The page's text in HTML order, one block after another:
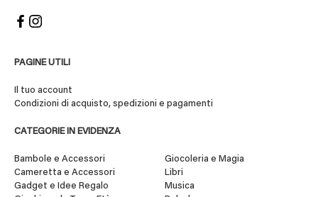
PAGINE UTILI
Il tuo account
Condizioni di acquisto, spedizioni e pagamenti
CATEGORIE IN EVIDENZA
Bambole e Accessori
Cameretta e Accessori
Gadget e Idee Regalo
Giocoleria e Magia
Libri
Musica